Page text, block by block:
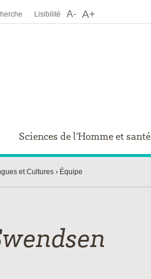
Lisibilité A- A+
Sciences de l'Homme et santé
et Cultures Équipe